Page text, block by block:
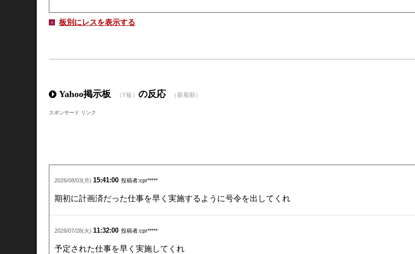
板別にレスを表示する
Yahoo掲示板 （Y板） の反応 （新着順）
スポンサード リンク
2026/08/03(月) 15:41:00 投稿者:cpr*****
期初に計画済だった仕事を早く実施するように号令を出してくれ
2026/07/28(火) 11:32:00 投稿者:cpr*****
予定された仕事を早く実施してくれ